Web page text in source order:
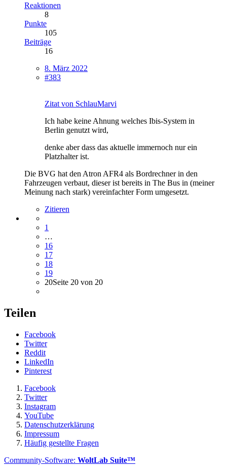
Reaktionen
8
Punkte
105
Beiträge
16
8. März 2022
#383
Zitat von SchlauMarvi
Ich habe keine Ahnung welches Ibis-System in
Berlin genutzt wird,
denke aber dass das aktuelle immernoch nur ein
Platzhalter ist.
Die BVG hat den Atron AFR4 als Bordrechner in den
Fahrzeugen verbaut, dieser ist bereits in The Bus in (meiner
Meinung nach stark) vereinfachter Form umgesetzt.
Zitieren
1
…
16
17
18
19
20Seite 20 von 20
Teilen
Facebook
Twitter
Reddit
LinkedIn
Pinterest
Facebook
Twitter
Instagram
YouTube
Datenschutzerklärung
Impressum
Häufig gestellte Fragen
Community-Software: WoltLab Suite™